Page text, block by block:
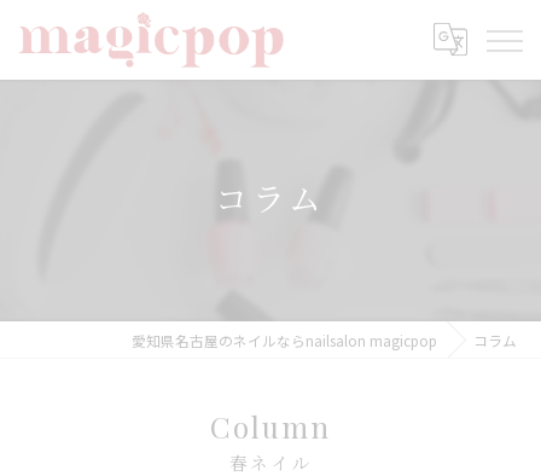
コラム
愛知県名古屋のネイルならnailsalon magicpop コラム
Column
春ネイル